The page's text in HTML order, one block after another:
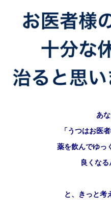
あな
「うつはお医
薬を飲んでゆっ
良くなる
と、 きっと考